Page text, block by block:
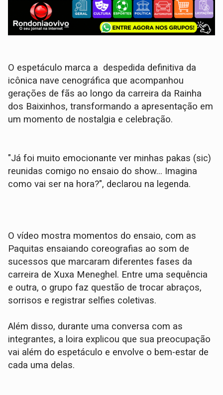
O espetáculo marca a despedida definitiva da
icônica nave cenográfica que acompanhou
gerações de fãs ao longo da carreira da Rainha
dos Baixinhos, transformando a apresentação em
um momento de nostalgia e celebração.
"Já foi muito emocionante ver minhas pakas (sic)
reunidas comigo no ensaio do show… Imagina
como vai ser na hora?", declarou na legenda.
O vídeo mostra momentos do ensaio, com as
Paquitas ensaiando coreografias ao som de
sucessos que marcaram diferentes fases da
carreira de Xuxa Meneghel. Entre uma sequência
e outra, o grupo faz questão de trocar abraços,
sorrisos e registrar selfies coletivas.
Além disso, durante uma conversa com as
integrantes, a loira explicou que sua preocupação
vai além do espetáculo e envolve o bem-estar de
cada uma delas.